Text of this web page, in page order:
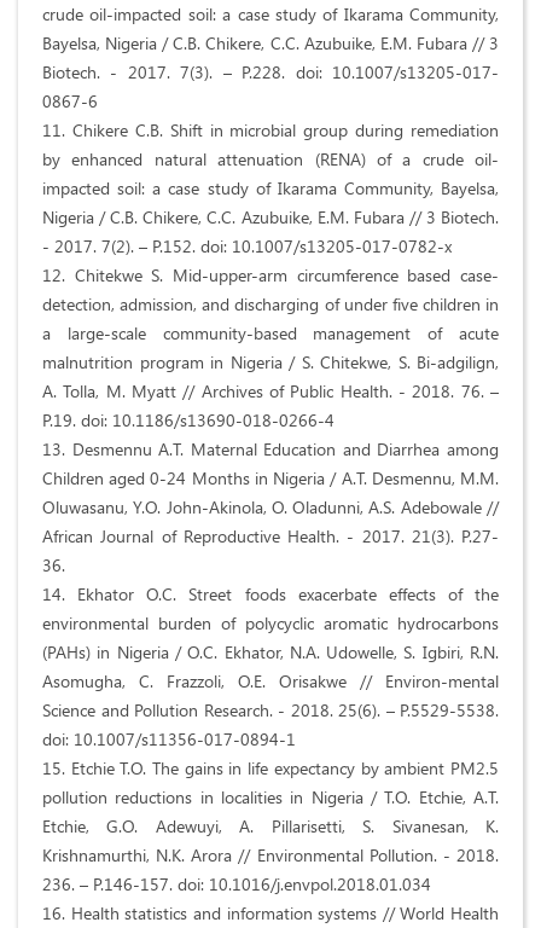
crude oil-impacted soil: a case study of Ikarama Community,
Bayelsa, Nigeria / C.B. Chikere, C.C. Azubuike, E.M. Fubara // 3
Biotech. - 2017. 7(3). – P.228. doi: 10.1007/s13205-017-
0867-6
11. Chikere C.B. Shift in microbial group during remediation
by enhanced natural attenuation (RENA) of a crude oil-
impacted soil: a case study of Ikarama Community, Bayelsa,
Nigeria / C.B. Chikere, C.C. Azubuike, E.M. Fubara // 3 Biotech.
- 2017. 7(2). – P.152. doi: 10.1007/s13205-017-0782-x
12. Chitekwe S. Mid-upper-arm circumference based case-
detection, admission, and discharging of under five children in
a large-scale community-based management of acute
malnutrition program in Nigeria / S. Chitekwe, S. Bi-adgilign,
A. Tolla, M. Myatt // Archives of Public Health. - 2018. 76. –
P.19. doi: 10.1186/s13690-018-0266-4
13. Desmennu A.T. Maternal Education and Diarrhea among
Children aged 0-24 Months in Nigeria / A.T. Desmennu, M.M.
Oluwasanu, Y.O. John-Akinola, O. Oladunni, A.S. Adebowale //
African Journal of Reproductive Health. - 2017. 21(3). P.27-
36.
14. Ekhator O.C. Street foods exacerbate effects of the
environmental burden of polycyclic aromatic hydrocarbons
(PAHs) in Nigeria / O.C. Ekhator, N.A. Udowelle, S. Igbiri, R.N.
Asomugha, C. Frazzoli, O.E. Orisakwe // Environ-mental
Science and Pollution Research. - 2018. 25(6). – P.5529-5538.
doi: 10.1007/s11356-017-0894-1
15. Etchie T.O. The gains in life expectancy by ambient PM2.5
pollution reductions in localities in Nigeria / T.O. Etchie, A.T.
Etchie, G.O. Adewuyi, A. Pillarisetti, S. Sivanesan, K.
Krishnamurthi, N.K. Arora // Environmental Pollution. - 2018.
236. – P.146-157. doi: 10.1016/j.envpol.2018.01.034
16. Health statistics and information systems // World Health